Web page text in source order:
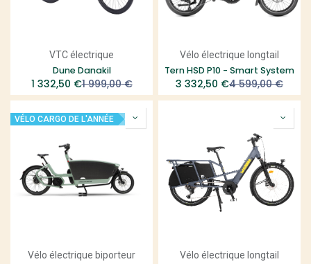
VTC électrique
Dune Danakil
1 332,50 €1 999,00€
Vélo électrique longtail
Tern HSD P10 - Smart System
3 332,50 €4 599,00€
VÉLO CARGO DE L'ANNÉE
Vélo électrique biporteur Vélo électrique longtail